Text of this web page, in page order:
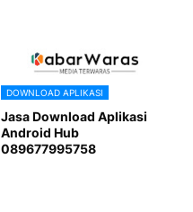
DOWNLOAD APLIKASI
Jasa Download Aplikasi
Android Hub
089677995758